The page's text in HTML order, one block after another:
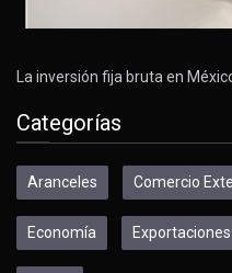
La inversión fija bruta en
Categorías
Aranceles Comercio
Economía Exportaciones